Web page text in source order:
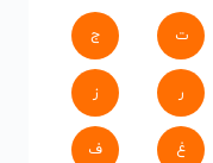
ت ج
ر ز
غ ف